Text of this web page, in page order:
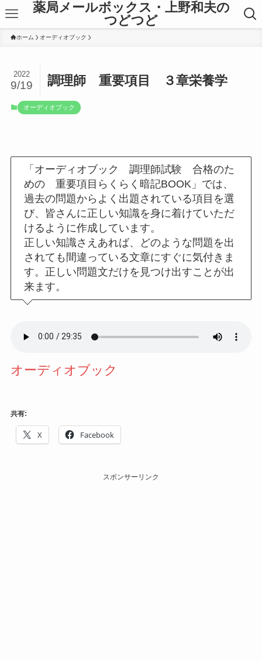
薬局メールボックス・上野和夫の
つどつど
ホーム オーディオブック
調理師 重要項目 ３章栄養学
2022
9/19
オーディオブック
「オーディオブック 調理師試験 合格のた
めの 重要項目らくらく暗記BOOK」では、
過去の問題からよく出題されている項目を選
び、皆さんに正しい知識を身に着けていただ
けるように作成しています。
正しい知識さえあれば、どのような問題を出
されても間違っている文章にすぐに気付きま
す。正しい問題文だけを見つけ出すことが出
来ます。
オーディオブック
共有:
X Facebook
スポンサーリンク